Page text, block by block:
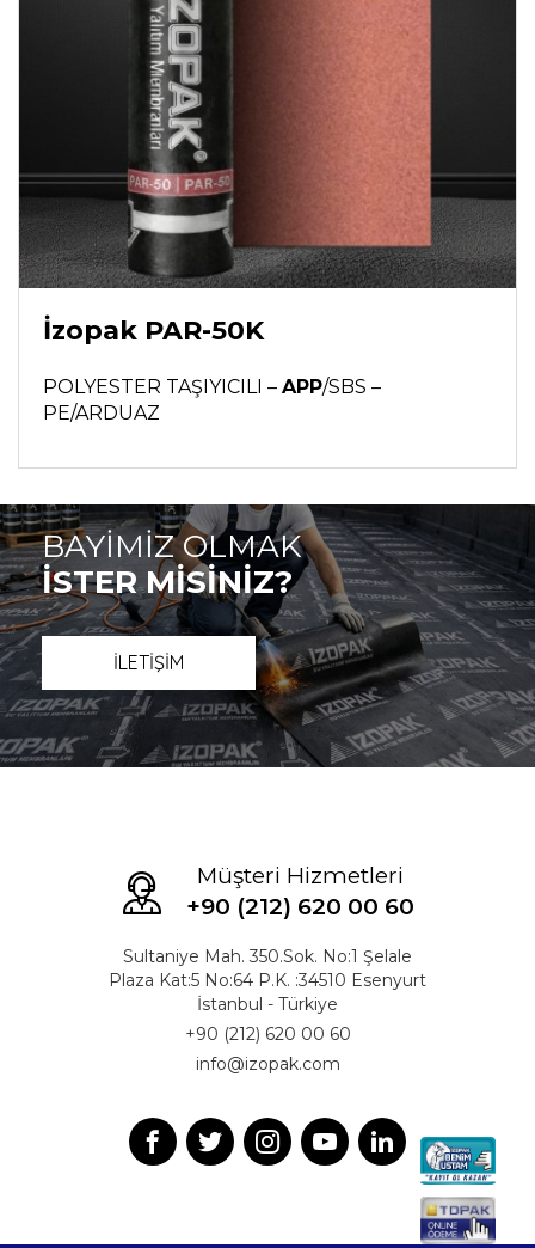
İzopak PAR-50K
POLYESTER TAŞIYICILI – APP/SBS –
PE/ARDUAZ
BAYİMİZ OLMAK
İSTER MİSİNİZ?
İLETİŞİM
Müşteri Hizmetleri
+90 (212) 620 00 60
Sultaniye Mah. 350.Sok. No:1 Şelale
Plaza Kat:5 No:64 P.K. :34510 Esenyurt
İstanbul - Türkiye
+90 (212) 620 00 60
info@izopak.com